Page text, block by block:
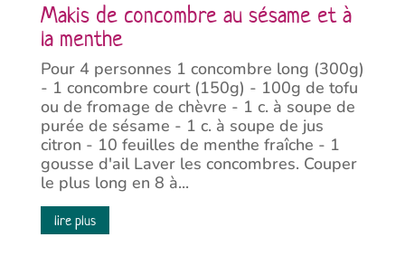
Makis de concombre au sésame et à
la menthe
Pour 4 personnes 1 concombre long (300g)
- 1 concombre court (150g) - 100g de tofu
ou de fromage de chèvre - 1 c. à soupe de
purée de sésame - 1 c. à soupe de jus
citron - 10 feuilles de menthe fraîche - 1
gousse d'ail Laver les concombres. Couper
le plus long en 8 à...
lire plus